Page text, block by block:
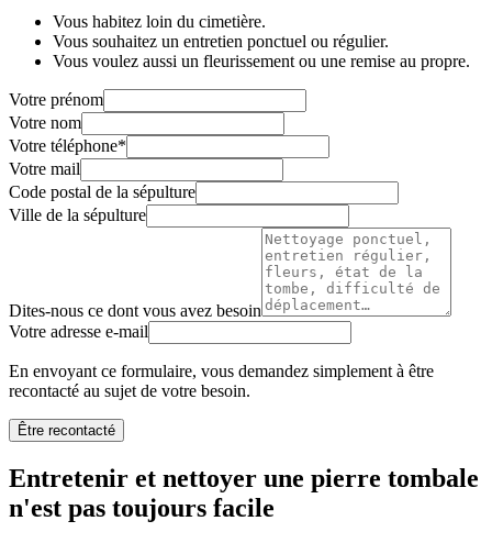
Vous habitez loin du cimetière.
Vous souhaitez un entretien ponctuel ou régulier.
Vous voulez aussi un fleurissement ou une remise au propre.
Votre prénom
Votre nom
Votre téléphone*
Votre mail
Code postal de la sépulture
Ville de la sépulture
Dites-nous ce dont vous avez besoin
Votre adresse e-mail
En envoyant ce formulaire, vous demandez simplement à être
recontacté au sujet de votre besoin.
Être recontacté
Entretenir et nettoyer une pierre tombale
n'est pas toujours facile